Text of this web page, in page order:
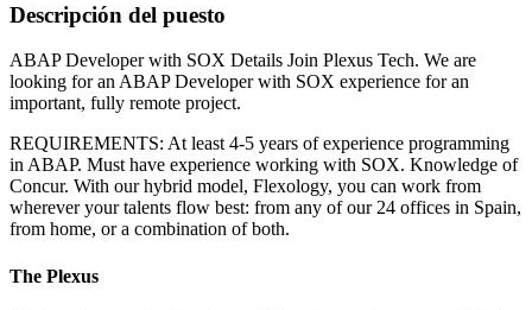
Descripción del puesto
ABAP Developer with SOX Details Join Plexus Tech. We are
looking for an ABAP Developer with SOX experience for an
important, fully remote project.
REQUIREMENTS: At least 4-5 years of experience programming
in ABAP. Must have experience working with SOX. Knowledge of
Concur. With our hybrid model, Flexology, you can work from
wherever your talents flow best: from any of our 24 offices in Spain,
from home, or a combination of both.
The Plexus